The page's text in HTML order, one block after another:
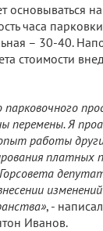
основываться
часа
– 30-40.
стоимости
перемены. Я
работы
платных
, -
Иванов.